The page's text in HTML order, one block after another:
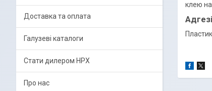
клею на
Доставка та оплата
Галузеві каталоги
Стати дилером HPX
Про нас